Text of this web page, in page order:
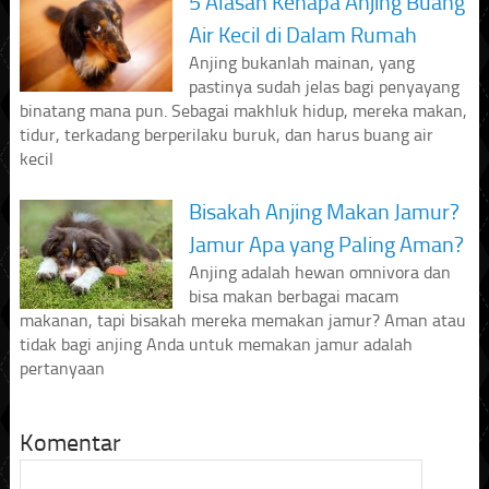
Air Kecil di Dalam Rumah
Anjing bukanlah mainan, yang
pastinya sudah jelas bagi penyayang
binatang mana pun. Sebagai makhluk hidup, mereka makan,
tidur, terkadang berperilaku buruk, dan harus buang air
kecil
Bisakah Anjing Makan Jamur?
Jamur Apa yang Paling Aman?
Anjing adalah hewan omnivora dan
bisa makan berbagai macam
makanan, tapi bisakah mereka memakan jamur? Aman atau
tidak bagi anjing Anda untuk memakan jamur adalah
pertanyaan
Komentar